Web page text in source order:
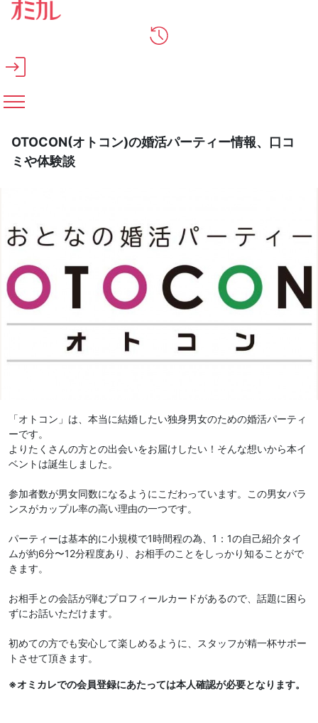
メインコンテンツへスキップ
OTOCON(オトコン)の婚活パーティー情報、口コ
ミや体験談
「オトコン」は、本当に結婚したい独身男女のための婚活パーティ
ーです。
よりたくさんの方との出会いをお届けしたい！そんな想いから本イ
ベントは誕生しました。
参加者数が男女同数になるようにこだわっています。この男女バラ
ンスがカップル率の高い理由の一つです。
パーティーは基本的に小規模で1時間程の為、1：1の自己紹介タイ
ムが約6分〜12分程度あり、お相手のことをしっかり知ることがで
きます。
お相手との会話が弾むプロフィールカードがあるので、話題に困ら
ずにお話いただけます。
初めての方でも安心して楽しめるように、スタッフが精一杯サポー
トさせて頂きます。
※オミカレでの会員登録にあたっては本人確認が必要となります。